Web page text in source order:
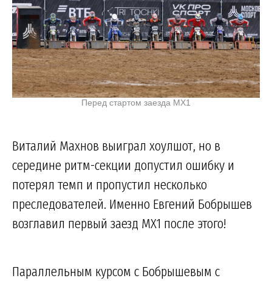
Перед стартом заезда MX1
Виталий Махнов выиграл хоулшот, но в
середине ритм-секции допустил ошибку и
потерял темп и пропустил несколько
преследователей. Именно Евгений Бобрышев
возглавил первый заезд MX1 после этого!
Параллельным курсом с Бобрышевым с